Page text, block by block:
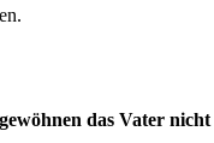
das Vater